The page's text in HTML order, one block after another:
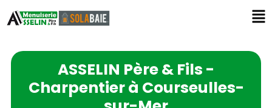
ASSELIN Père & Fils -
Charpentier à Courseulles-